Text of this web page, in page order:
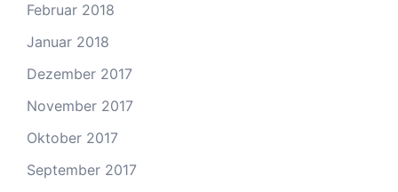
Februar 2018
Januar 2018
Dezember 2017
November 2017
Oktober 2017
September 2017